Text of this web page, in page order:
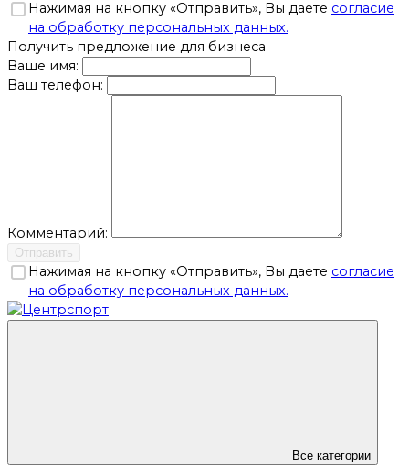
Нажимая на кнопку «Отправить», Вы даете согласие
на обработку персональных данных.
Получить предложение для бизнеса
Ваше имя:
Ваш телефон:
Комментарий:
Отправить
Нажимая на кнопку «Отправить», Вы даете согласие
на обработку персональных данных.
Все категории